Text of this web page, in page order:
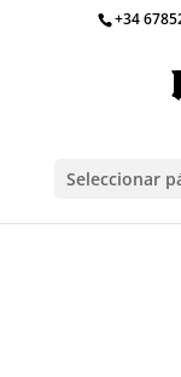
+34
Seleccionar